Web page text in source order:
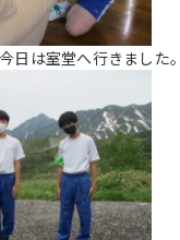
日は室堂へ行きました。